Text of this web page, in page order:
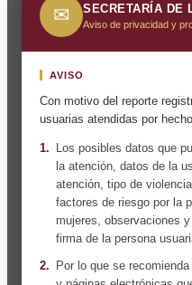
✉ SECRETARÍA DE
Aviso de privacidad y
AVISO
Con motivo del reporte
usuarias atendidas por
1.
Los posibles datos que
la atención, datos de la
atención, tipo de
factores de riesgo por la
mujeres, observaciones
firma de la persona
2.
Por lo que se